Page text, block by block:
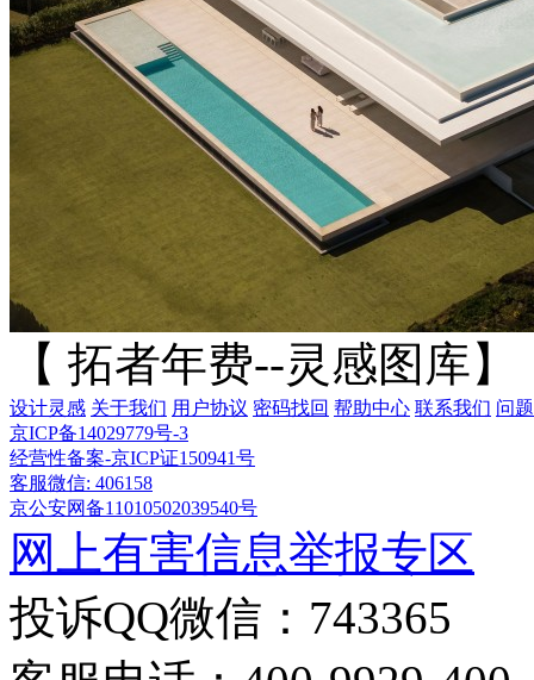
【 拓者年费--灵感图库】
设计灵感 关于我们 用户协议 密码找回 帮助中心 联系我们 问
京ICP备14029779号-3
经营性备案-京ICP证150941号
客服微信: 406158
京公安网备11010502039540号
网上有害信息举报专区
投诉QQ微信：743365